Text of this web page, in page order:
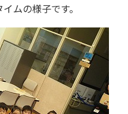
ムの様子です。